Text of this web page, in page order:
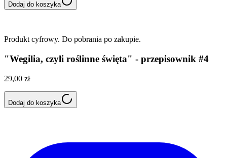
Dodaj do koszyka
Produkt cyfrowy. Do pobrania po zakupie.
"Wegilia, czyli roślinne święta" - przepisownik #4
29,00 zł
Dodaj do koszyka